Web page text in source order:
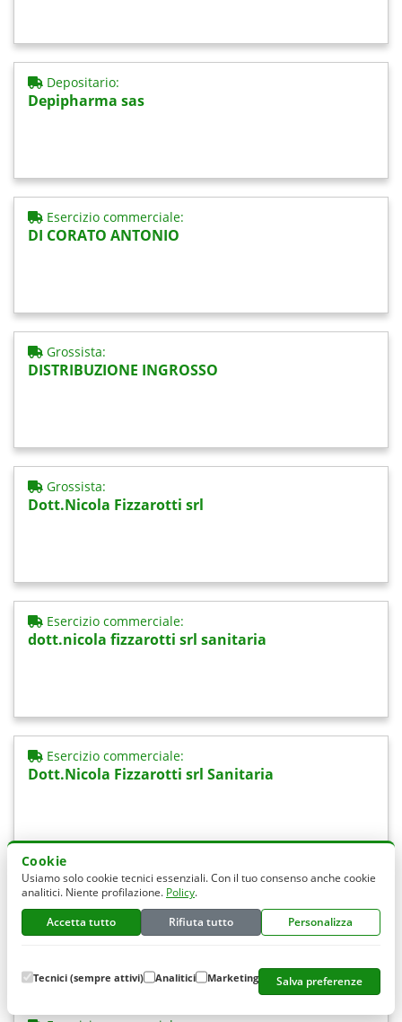
Depositario:
Depipharma sas
Esercizio commerciale:
DI CORATO ANTONIO
Grossista:
DISTRIBUZIONE INGROSSO
Grossista:
Dott.Nicola Fizzarotti srl
Esercizio commerciale:
dott.nicola fizzarotti srl sanitaria
Esercizio commerciale:
Dott.Nicola Fizzarotti srl Sanitaria
Esercizio commerciale:
Drugs & More
Cookie
Usiamo solo cookie tecnici essenziali. Con il tuo consenso anche cookie
analitici. Niente profilazione. Policy.
Accetta tutto
Rifiuta tutto Personalizza
Tecnici (sempre attivi) Analitici Marketing Salva preferenze